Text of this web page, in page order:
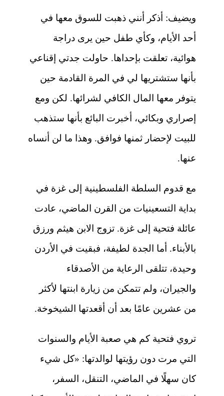
ويضيف: أذكر أنني ذهبت للسوق معها في
أحد الأيام، وكأي طفل حين يرى دراجة
هوائية، تعلقت بإحداها. حاولت جدتي إقناعي
بأنها ستشتريها لي في المرة القادمة حين
يتوفر معها المال الكافي لشرائها. لكن ومع
إصراري وبكائي، أخبرت البائع بأنها ستذهب
للبيت لإحضار ثمنها فوافق. وهذا ما لن أنساه
عنها.
مع قدوم السلطة الفلسطينية إلى غزة في
بداية التسعينيات من القرن الماضي، عادت
عائلة فتحية إلى غزة. تزوج الابن هيثم ورزق
بالأبناء. أما الجدة لطيفة، فبقيت في الأردن
وحيدة، تتلقى الرعاية من الأصدقاء
والجيران، ولم تتمكن من زيارة ابنتها لأكثر
من عشرين عامًا بعد أن أقعدتها الشيخوخة.
تروي فتحية كم هي صعبة الأيام والسنوات
التي مرت دون رؤيتها لوالدتها: «كل شيء
كان سهلًا في الماضي، التنقل، السفر،